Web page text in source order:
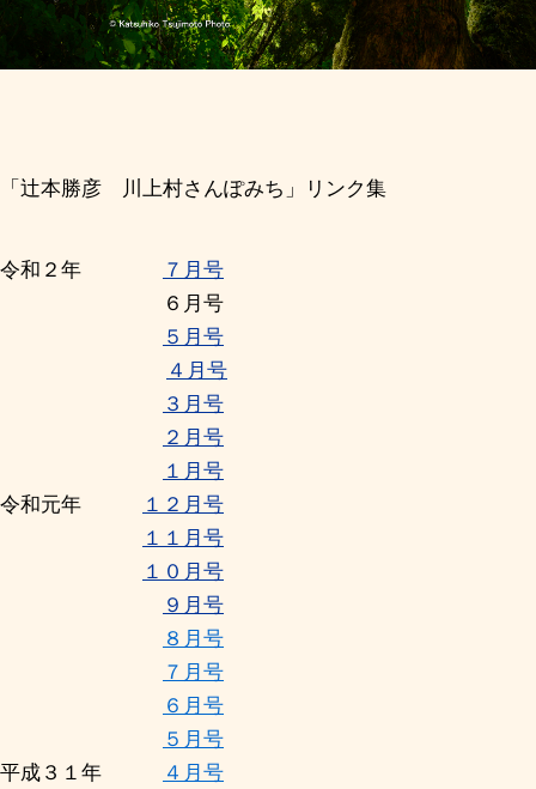
「辻本勝彦 川上村さんぽみち」リンク集
令和２年
７月号
６月号
５月号
４月号
３月号
２月号
１月号
令和元年
１２月号
１１月号
１０月号
９月号
８月号
７月号
６月号
５月号
平成３１年
４月号